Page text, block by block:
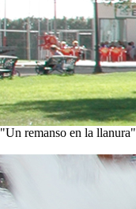
"Un remanso en la llanura"